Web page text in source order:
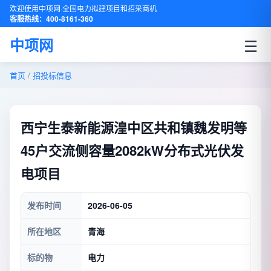
欢迎使用中项网·全国电力拟建项目和招采商机
客服热线：400-8161-360
中项网 ☰
首页 / 招投标信息
西宁生泰新能源湟中区共和镇魏发明等
45户交流侧容量2082kW分布式光伏发
电项目
发布时间 2026-06-05
所在地区 青海
标的物 电力